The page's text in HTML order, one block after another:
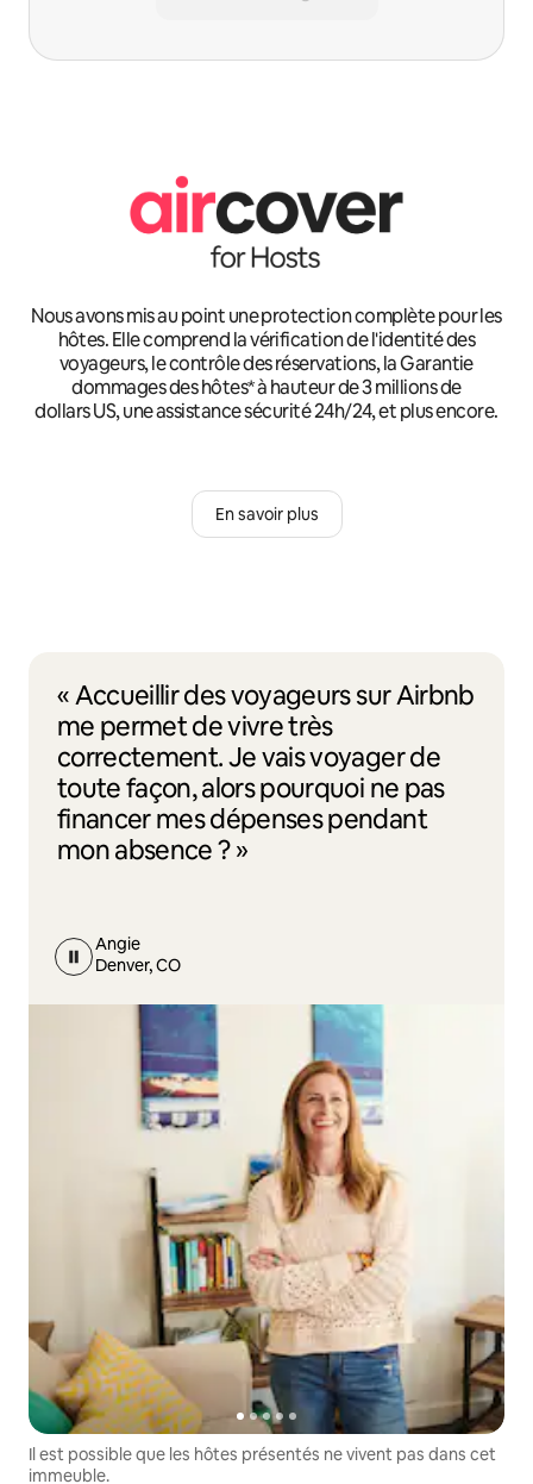
Nous avons mis au point une protection complète pour les
hôtes. Elle comprend la vérification de l'identité des
voyageurs, le contrôle des réservations, la Garantie
dommages des hôtes* à hauteur de 3 millions de
dollars US, une assistance sécurité 24h/24, et plus encore.
En savoir plus
« Accueillir des voyageurs sur Airbnb
me permet de vivre très
correctement. Je vais voyager de
toute façon, alors pourquoi ne pas
financer mes dépenses pendant
mon absence ? »
Angie
Denver, CO
Il est possible que les hôtes présentés ne vivent pas dans cet
immeuble.